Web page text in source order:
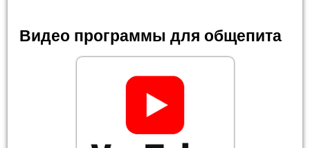
Видео программы для общепита